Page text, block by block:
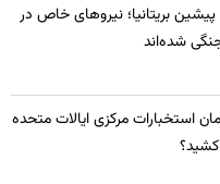
بریتانیا؛ نیروهای خاص در
شده‌اند
استخبارات مرکزی ایالات متحده